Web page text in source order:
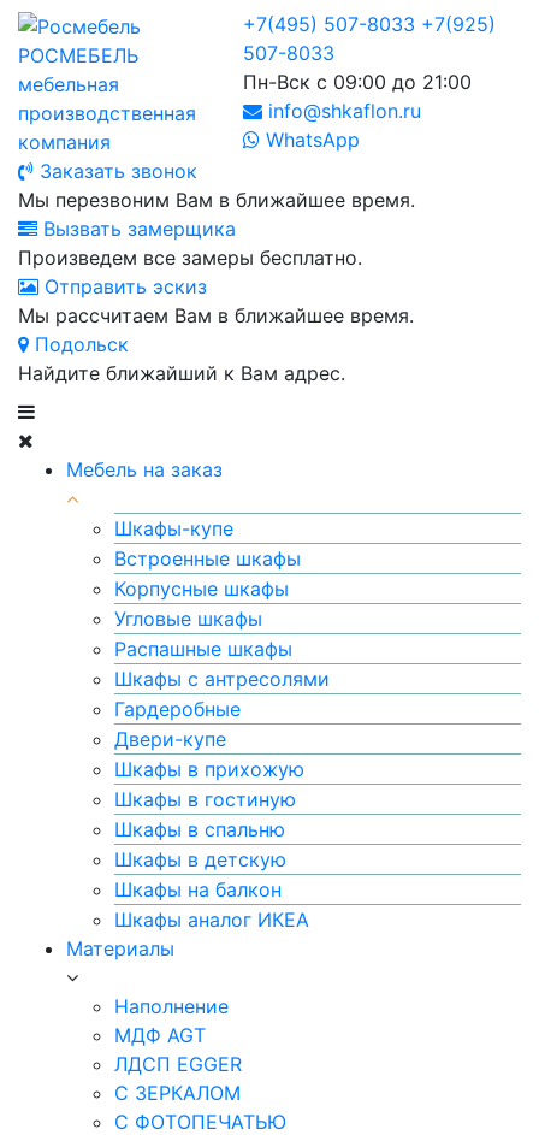
РОСМЕБЕЛЬ
мебельная
производственная
компания
+7(495) 507-8033 +7(925)
507-8033
Пн-Вск с 09:00 до 21:00
info@shkaflon.ru
WhatsApp
Заказать звонок
Мы перезвоним Вам в ближайшее время.
Вызвать замерщика
Произведем все замеры бесплатно.
Отправить эскиз
Мы рассчитаем Вам в ближайшее время.
Подольск
Найдите ближайший к Вам адрес.
Мебель на заказ
Шкафы-купе
Встроенные шкафы
Корпусные шкафы
Угловые шкафы
Распашные шкафы
Шкафы с антресолями
Гардеробные
Двери-купе
Шкафы в прихожую
Шкафы в гостиную
Шкафы в спальню
Шкафы в детскую
Шкафы на балкон
Шкафы аналог ИКЕА
Материалы
Наполнение
МДФ AGT
ЛДСП EGGER
С ЗЕРКАЛОМ
С ФОТОПЕЧАТЬЮ